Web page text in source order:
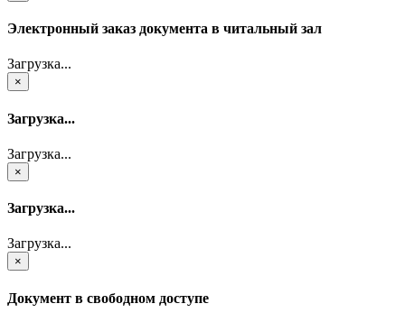
Электронный заказ документа в читальный зал
Загрузка...
×
Загрузка...
Загрузка...
×
Загрузка...
Загрузка...
×
Документ в свободном доступе